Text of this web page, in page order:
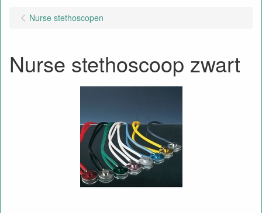
Nurse stethoscopen
Nurse stethoscoop zwart